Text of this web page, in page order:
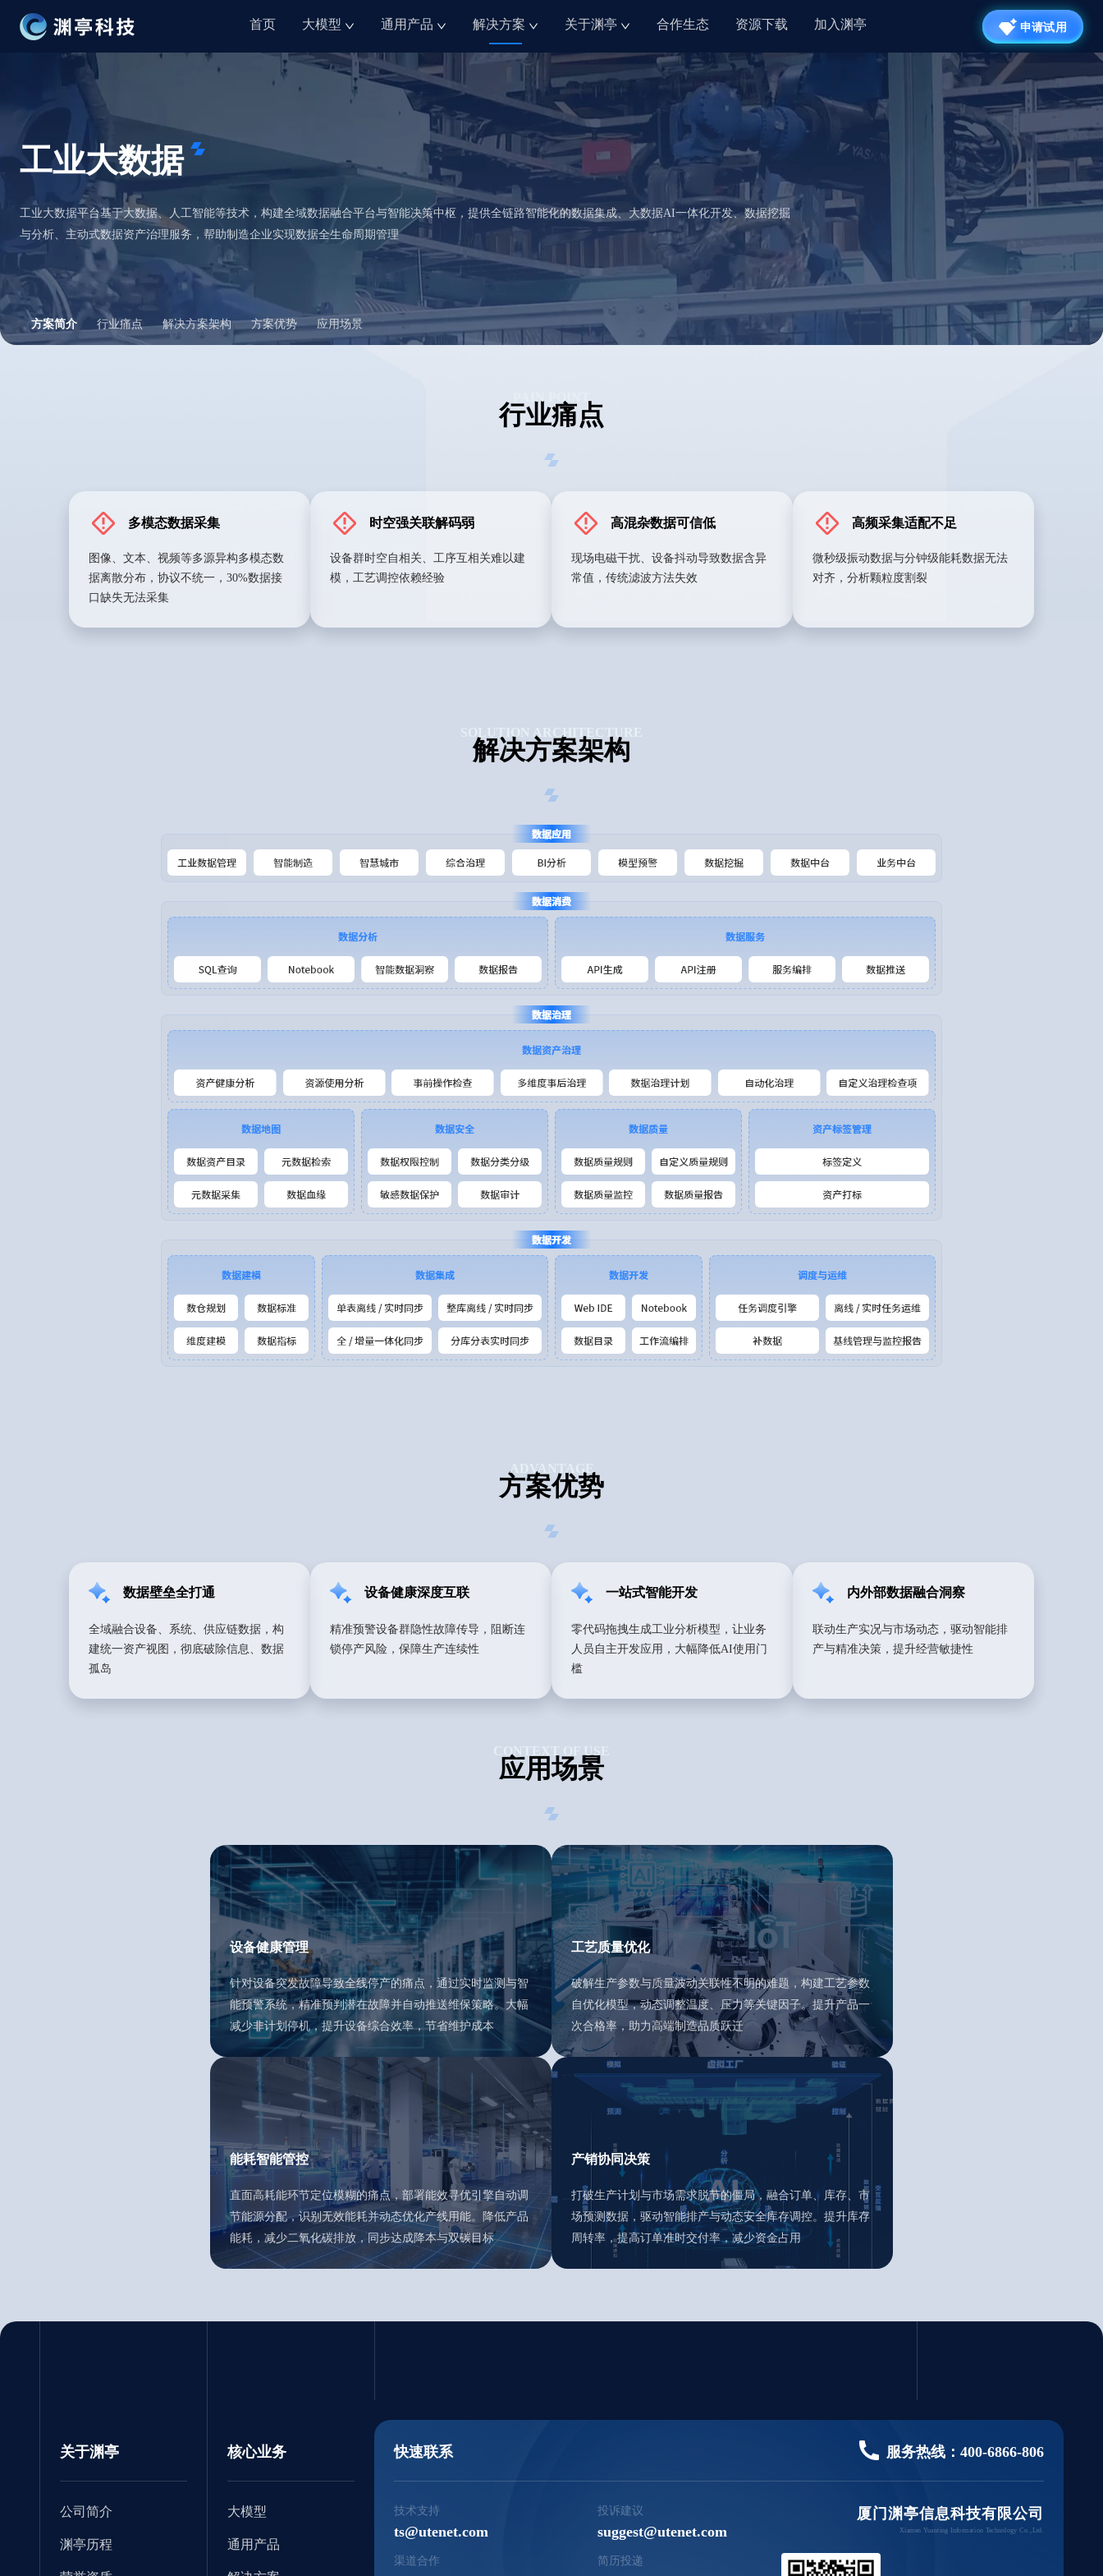
首页 大模型 通用产品 解决方案 关于渊亭 合作生态 资源下载 加入渊亭 申请试用
工业大数据
工业大数据平台基于大数据、人工智能等技术，构建全域数据融合平台与智能决策中枢，提供全链路智能化的数据集成、大数据AI一体化开发、数据挖掘
与分析、主动式数据资产治理服务，帮助制造企业实现数据全生命周期管理
方案简介 行业痛点 解决方案架构 方案优势 应用场景
行业痛点
多模态数据采集
图像、文本、视频等多源异构多模态数
据离散分布，协议不统一，30%数据接
口缺失无法采集
时空强关联解码弱
设备群时空自相关、工序互相关难以建
模，工艺调控依赖经验
高混杂数据可信低
现场电磁干扰、设备抖动导致数据含异
常值，传统滤波方法失效
高频采集适配不足
微秒级振动数据与分钟级能耗数据无法
对齐，分析颗粒度割裂
解决方案架构
SOLUTION ARCHITECTURE
方案优势
ADVANTAGE
数据壁垒全打通
全域融合设备、系统、供应链数据，构
建统一资产视图，彻底破除信息、数据
孤岛
设备健康深度互联
精准预警设备群隐性故障传导，阻断连
锁停产风险，保障生产连续性
一站式智能开发
零代码拖拽生成工业分析模型，让业务
人员自主开发应用，大幅降低AI使用门
槛
内外部数据融合洞察
联动生产实况与市场动态，驱动智能排
产与精准决策，提升经营敏捷性
应用场景
CONTEXT OF USE
设备健康管理
针对设备突发故障导致全线停产的痛点，通过实时监测与智
能预警系统，精准预判潜在故障并自动推送维保策略。大幅
减少非计划停机，提升设备综合效率，节省维护成本
工艺质量优化
破解生产参数与质量波动关联性不明的难题，构建工艺参数
自优化模型，动态调整温度、压力等关键因子。提升产品一
次合格率，助力高端制造品质跃迁
能耗智能管控
直面高耗能环节定位模糊的痛点，部署能效寻优引擎自动调
节能源分配，识别无效能耗并动态优化产线用能。降低产品
能耗，减少二氧化碳排放，同步达成降本与双碳目标
产销协同决策
打破生产计划与市场需求脱节的僵局，融合订单、库存、市
场预测数据，驱动智能排产与动态安全库存调控。提升库存
周转率，提高订单准时交付率，减少资金占用
关于渊亭
公司简介
渊亭历程
核心业务
大模型
通用产品
快速联系 服务热线： 400-6866-806
技术支持
ts@utenet.com
投诉建议
suggest@utenet.com
渠道合作 简历投递
厦门渊亭信息科技有限公司
Xiamen Yuanting Information Technology Co.,Ltd.